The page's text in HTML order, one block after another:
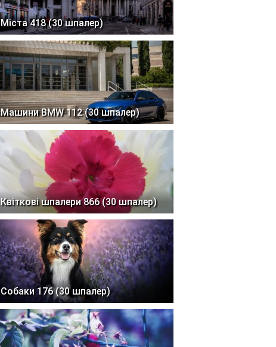
Міста 418 (30 шпалер)
Машини BMW 112 (30 шпалер)
Квіткові шпалери 866 (30 шпалер)
Собаки 176 (30 шпалер)